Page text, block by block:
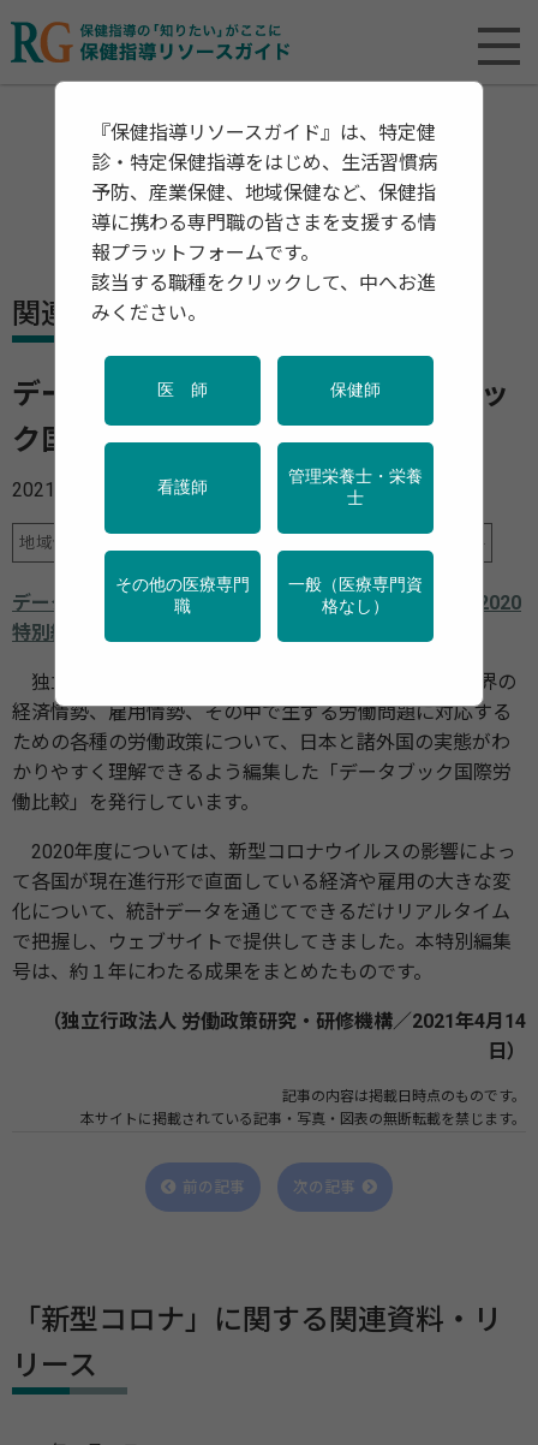
関連資料・リリース
データで見るコロナの軌跡 データブッ
ク国際労働比較2020 特別編集号
2021年04月20日
地域保健 行政・団体の関連資料
データで見るコロナの軌跡 データブック国際労働比較2020
特別編集号
独立行政法人 労働政策研究・研修機構は、例年、世界の
経済情勢、雇用情勢、その中で生ずる労働問題に対応する
ための各種の労働政策について、日本と諸外国の実態がわ
かりやすく理解できるよう編集した「データブック国際労
働比較」を発行しています。
2020年度については、新型コロナウイルスの影響によっ
て各国が現在進行形で直面している経済や雇用の大きな変
化について、統計データを通じてできるだけリアルタイム
で把握し、ウェブサイトで提供してきました。本特別編集
号は、約１年にわたる成果をまとめたものです。
（独立行政法人 労働政策研究・研修機構／2021年4月14
日）
記事の内容は掲載日時点のものです。
本サイトに掲載されている記事・写真・図表の無断転載を禁じます。
前の記事 次の記事
「新型コロナ」に関する関連資料・リ
リース
『保健指導リソースガイド』は、特定健
診・特定保健指導をはじめ、生活習慣病
予防、産業保健、地域保健など、保健指
導に携わる専門職の皆さまを支援する情
報プラットフォームです。
該当する職種をクリックして、中へお進
みください。
医 師 保健師
看護師
管理栄養士・栄養
士
その他の医療専門
職
一般（医療専門資
格なし）